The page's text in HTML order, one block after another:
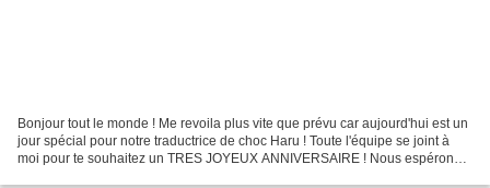
Bonjour tout le monde ! Me revoila plus vite que prévu car aujourd'hui est un
jour spécial pour notre traductrice de choc Haru ! Toute l'équipe se joint à
moi pour te souhaitez un TRES JOYEUX ANNIVERSAIRE ! Nous espérons